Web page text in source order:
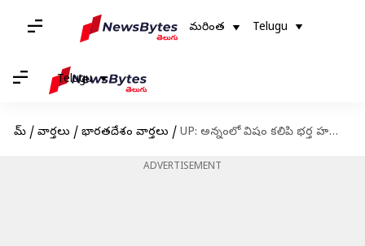
మరింత Telugu
Telugu
హోమ్ / వార్తలు / భారతదేశం వార్తలు / UP: అన్నంలో విషం కలిపి భర్త హత్య.. యూపీలో ప్రేమ పిశాచినీ చేష్టలు!
ADVERTISEMENT